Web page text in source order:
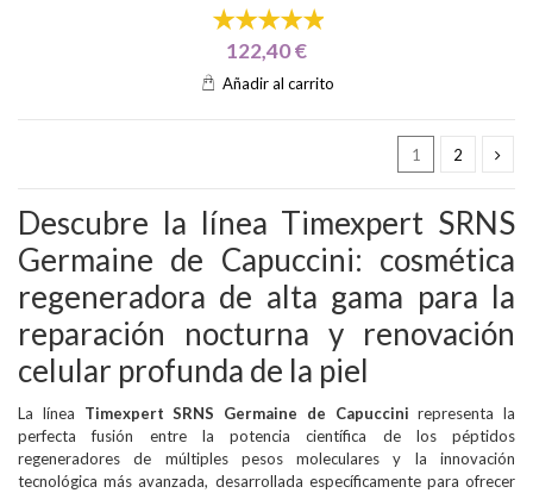
122,40 €
Añadir al carrito
1 2
Descubre la línea Timexpert SRNS
Germaine de Capuccini: cosmética
regeneradora de alta gama para la
reparación nocturna y renovación
celular profunda de la piel
La línea Timexpert SRNS Germaine de Capuccini representa la
perfecta fusión entre la potencia científica de los péptidos
regeneradores de múltiples pesos moleculares y la innovación
tecnológica más avanzada, desarrollada específicamente para ofrecer